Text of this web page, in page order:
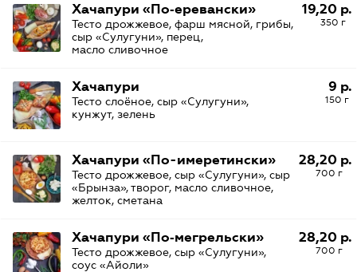
19,20 р.
350 г
Хачапури «По‑еревански»
Тесто дрожжевое, фарш мясной, грибы,
сыр «Сулугуни», перец,
масло сливочное
9 р.
150 г
Хачапури
Тесто слоёное, сыр «Сулугуни»,
кунжут, зелень
28,20 р.
700 г
Хачапури «По-имеретински»
Тесто дрожжевое, сыр «Сулугуни», сыр
«Брынза», творог, масло сливочное,
желток, сметана
28,20 р.
700 г
Хачапури «По‑мегрельски»
Тесто дрожжевое, сыр «Сулугуни»,
соус «Айоли»